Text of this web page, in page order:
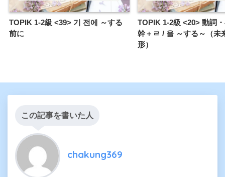
TOPIK 1-2級 <39> 기 전에 ～する
前に
TOPIK 1-2級 <20> 動詞
幹＋ㄹ / 을 ～する～（未
形）
この記事を書いた人
chakung369